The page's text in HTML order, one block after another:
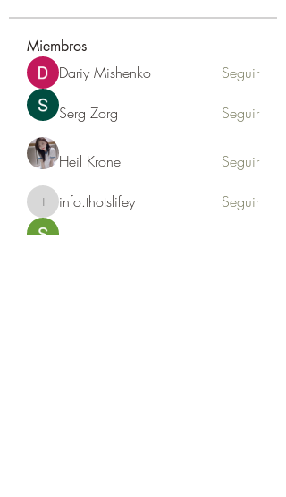
Miembros
Dariy Mishenko Seguir
Serg Zorg Seguir
Heil Krone Seguir
info.thotslifey
info.thotslifey Seguir